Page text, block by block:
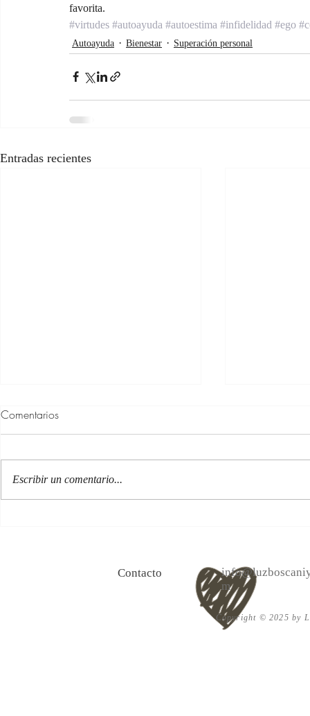
favorita.
#virtudes #autoayuda #autoestima #infidelidad #ego
Autoayuda Bienestar Superación personal
Entradas recientes
Comentarios
Escribir un comentario...
Contacto
m
Copyright © 2025 by